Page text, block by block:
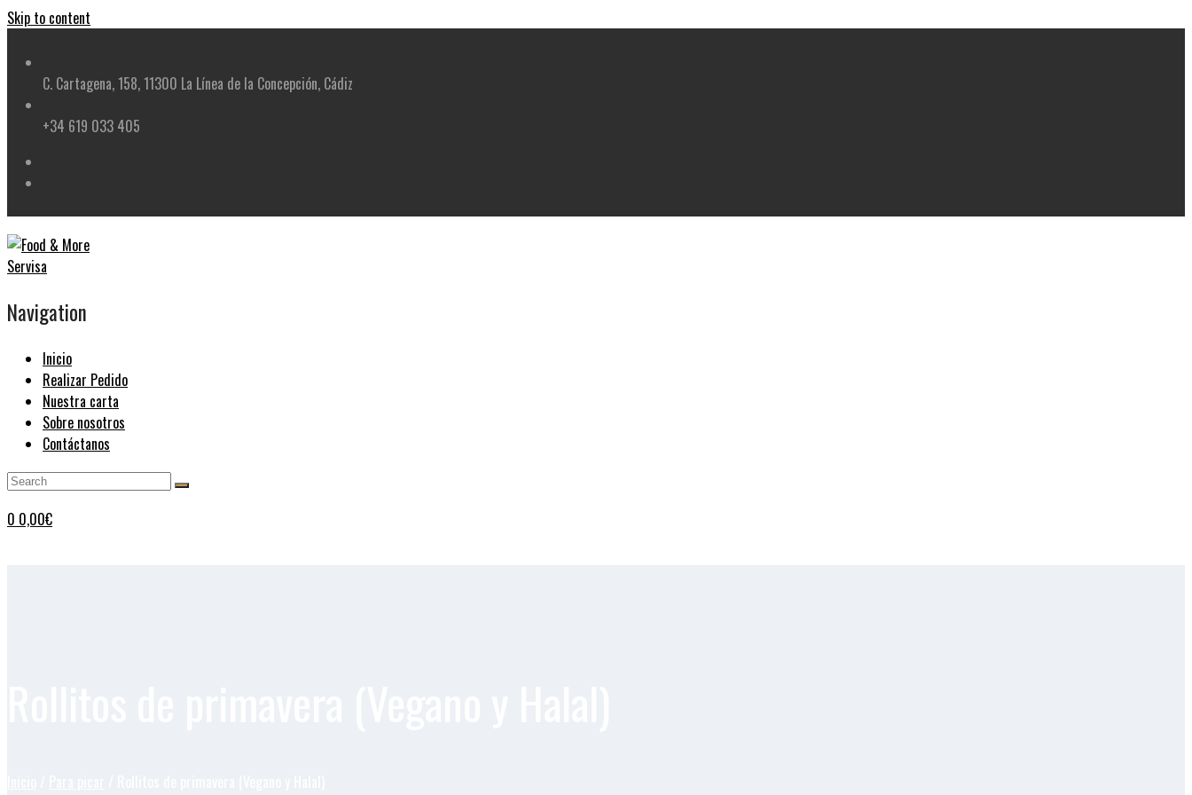
Skip to content
C. Cartagena, 158, 11300 La Línea de la Concepción, Cádiz
+34 619 033 405
Navigation
Inicio
Realizar Pedido
Nuestra carta
Sobre nosotros
Contáctanos
0 0,00€